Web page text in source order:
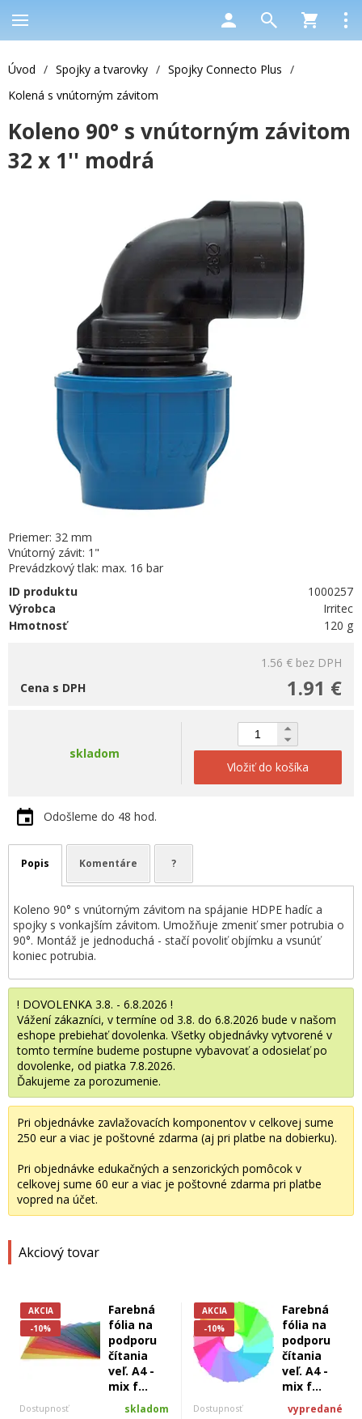
! DOVOLENKA 3.8. - 6.8.2026 !
Vážení zákazníci, v termíne od 3.8. do 6.8.2026 bude v našom
eshope prebiehať dovolenka. Všetky objednávky vytvorené v
tomto termíne budeme postupne vybavovať a odosielať po
dovolenke, od piatka 7.8.2026.
Ďakujeme za porozumenie.
Pri objednávke zavlažovacích komponentov v celkovej sume
250 eur a viac je poštovné zdarma (aj pri platbe na dobierku).
Pri objednávke edukačných a senzorických pomôcok v
celkovej sume 60 eur a viac je poštovné zdarma pri platbe
vopred na účet.
Akciový tovar
AKCIA
-10%
Farebná
fólia na
podporu
čítania
veľ. A4 -
mix f...
Dostupnosť skladom
AKCIA
-10%
Farebná
fólia na
podporu
čítania
veľ. A4 -
mix f...
Dostupnosť vypredané
Úvod / Spojky a tvarovky / Spojky Connecto Plus /
Kolená s vnútorným závitom
Koleno 90° s vnútorným závitom
32 x 1'' modrá
Priemer: 32 mm
Vnútorný závit: 1"
Prevádzkový tlak: max. 16 bar
ID produktu
1000257
Výrobca
Irritec
Hmotnosť
120 g
1.56 € bez DPH
1.91 €
Cena s DPH
skladom
Vložiť do košíka
Odošleme do 48 hod.
Popis Komentáre ?
Koleno 90° s vnútorným závitom na spájanie HDPE hadíc a
spojky s vonkajším závitom. Umožňuje zmeniť smer potrubia o
90°. Montáž je jednoduchá - stačí povoliť objímku a vsunúť
koniec potrubia.